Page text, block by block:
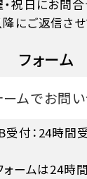
日以前
る日以前
日以前
・祝日にお問
にご返信さ
フォーム
ームでお問
受付：24時間
ームは24時